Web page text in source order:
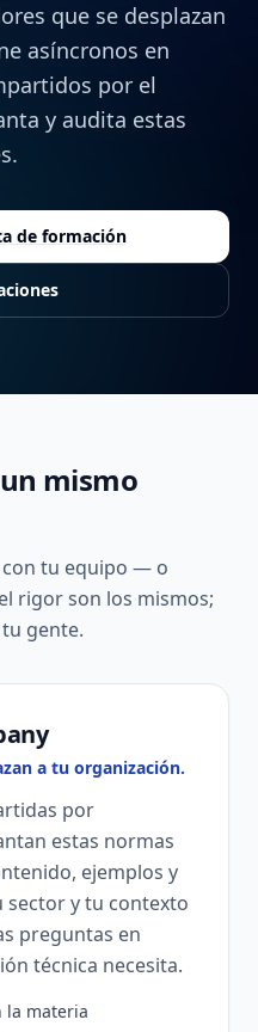
que se desplazan
asíncronos en
por el
y audita estas
de formación
mismo
con tu equipo — o
rigor son los mismos;
gente.
a tu organización.
por
estas normas
ejemplos y
sector y tu contexto
preguntas en
técnica necesita.
la materia